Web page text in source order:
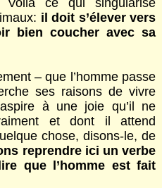
il doit s’élever vers
bien coucher avec sa
– que l’homme passe
ses raisons de vivre
à une joie qu’il ne
et dont il attend
chose, disons-le, de
reprendre ici un verbe
que l’homme est fait